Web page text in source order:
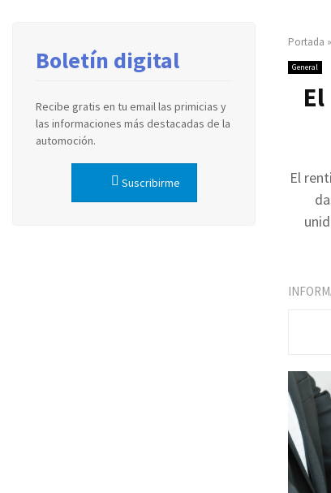
Portada »
General
El
Boletín digital
Recibe gratis en tu email las primicias y
las informaciones más destacadas de la
automoción.
Suscribirme